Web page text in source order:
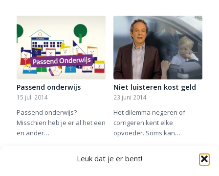
Leuk dat je er bent!
Passend onderwijs
15 juli 2014
Passend onderwijs?
Misschien heb je er al het een
en ander…
Niet luisteren kost geld
23 juni 2014
Het dilemma negeren of
corrigeren kent elke
opvoeder. Soms kan…